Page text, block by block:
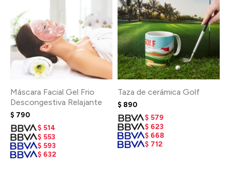
Máscara Facial Gel Frio
Descongestiva Relajante
$ 790
$ 514
$ 553
$ 593
$ 632
Taza de cerámica Golf
$ 890
$ 579
$ 623
$ 668
$ 712